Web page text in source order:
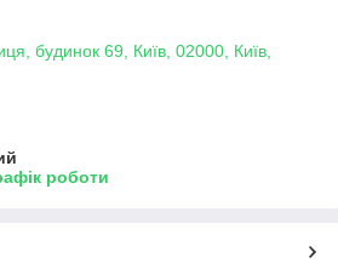
будинок 69, Київ, 02000, Київ,
роботи